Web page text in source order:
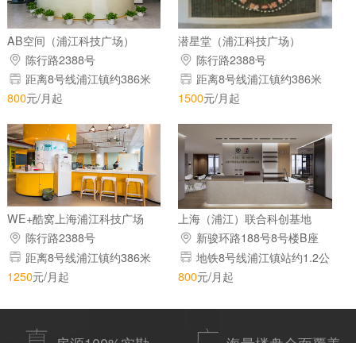
AB空间（浦江科技广场）
陈行路2388号
距离8号线浦江镇约386米
800元/月起
潜星堂（浦江科技广场）
陈行路2388号
距离8号线浦江镇约386米
1500元/月起
WE+酷窝上海浦江科技广场
陈行路2388号
距离8号线浦江镇约386米
1250元/月起
上海（浦江）联合科创基地
新骏环路188号8号楼B座
地铁8号线浦江镇站约1.2公
里
800元/月起